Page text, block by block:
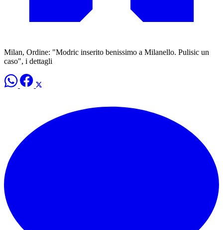
Milan, Ordine: "Modric inserito benissimo a Milanello. Pulisic un
caso", i dettagli